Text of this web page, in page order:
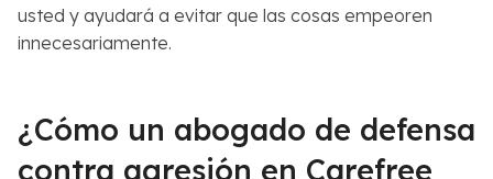
usted y ayudará a evitar que las cosas empeoren
innecesariamente.
¿Cómo un abogado de defensa
contra agresión en Carefree